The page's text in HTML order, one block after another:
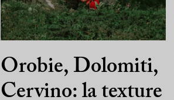
Orobie, Dolomiti,
Cervino: la texture